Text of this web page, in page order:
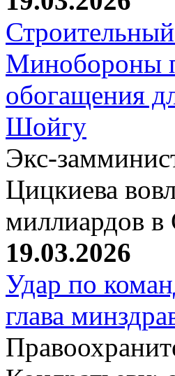
Минобороны
обогащения
Шойгу
Экс-
Цицкиева
миллиардов
19.03.2026
Удар по
глава